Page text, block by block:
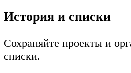
История и списки
Сохраняйте проекты и
списки.